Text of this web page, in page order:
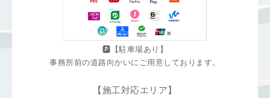
🅿️【駐車場あり】
事務所前の道路向かいにご用意しております。
【施工対応エリア】